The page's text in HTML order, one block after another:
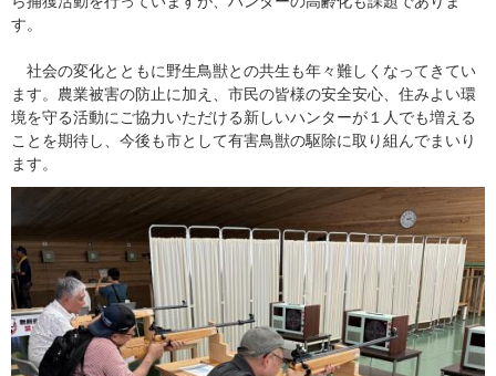
す。
社会の変化とともに野生鳥獣との共生も年々難しくなってきてい
ます。農業被害の防止に加え、市民の皆様の安全安心、住みよい環
境を守る活動にご協力いただける新しいハンターが１人でも増える
ことを期待し、今後も市として有害鳥獣の駆除に取り組んでまいり
ます。